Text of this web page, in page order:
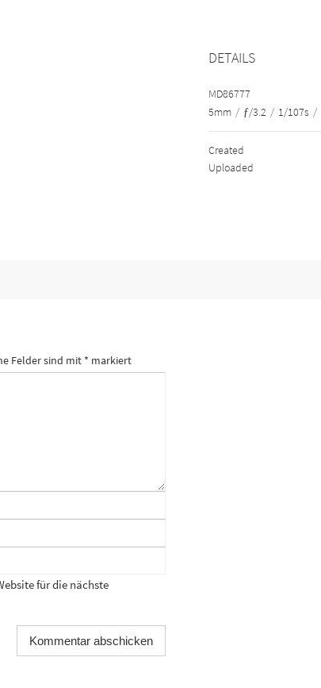
DETAILS
MD86777
5mm / ƒ/3.2 / 1/107s /
Created
Uploaded
Felder sind mit * markiert
für die nächste